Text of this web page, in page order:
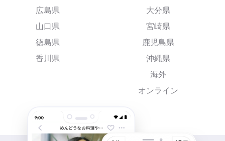
広島県
山口県
徳島県
香川県
大分県
宮崎県
鹿児島県
沖縄県
海外
オンライン